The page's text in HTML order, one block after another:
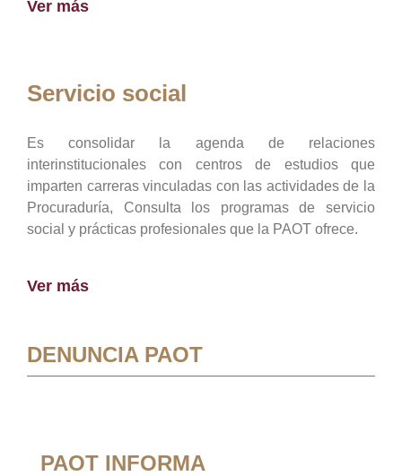
Ver más
Servicio social
Es consolidar la agenda de relaciones
interinstitucionales con centros de estudios que
imparten carreras vinculadas con las actividades de la
Procuraduría, Consulta los programas de servicio
social y prácticas profesionales que la PAOT ofrece.
Ver más
DENUNCIA PAOT
PAOT INFORMA